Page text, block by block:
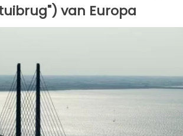
van Europa